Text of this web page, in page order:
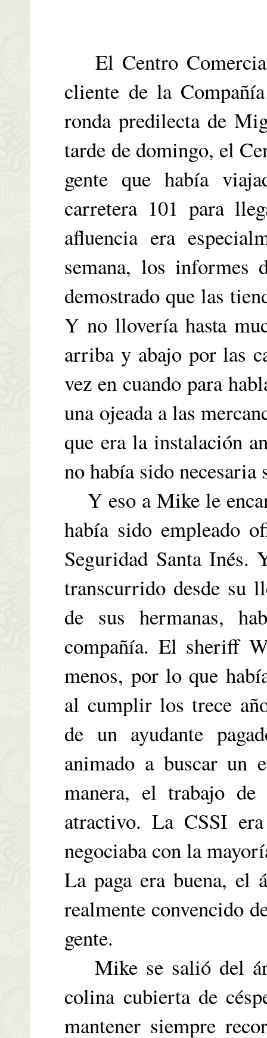
El Centro
cliente de la
ronda predilecta de
tarde de domingo, el
gente que había
carretera 101 para
afluencia era
semana, los informes
demostrado que las
Y no llovería hasta
arriba y abajo por las
vez en cuando para
una ojeada a las
que era la instalación
no había sido
Y eso a Mike le
había sido empleado
Seguridad Santa Inés.
transcurrido desde su
de sus hermanas,
compañía. El sheriff
menos, por lo que
al cumplir los trece
de un ayudante
animado a buscar un
manera, el trabajo de
atractivo. La CSSI
negociaba con la
La paga era buena, el
realmente convencido
gente.
Mike se salió del
colina cubierta de
mantener siempre